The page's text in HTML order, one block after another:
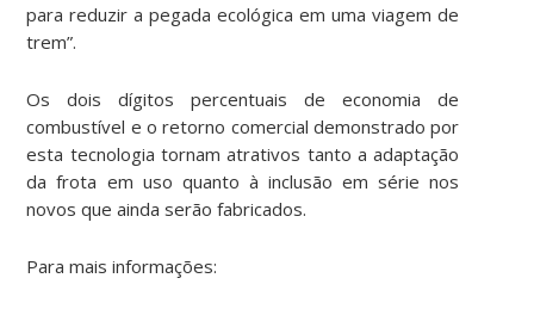
para reduzir a pegada ecológica em uma viagem de
trem”.
Os dois dígitos percentuais de economia de
combustível e o retorno comercial demonstrado por
esta tecnologia tornam atrativos tanto a adaptação
da frota em uso quanto à inclusão em série nos
novos que ainda serão fabricados.
Para mais informações: